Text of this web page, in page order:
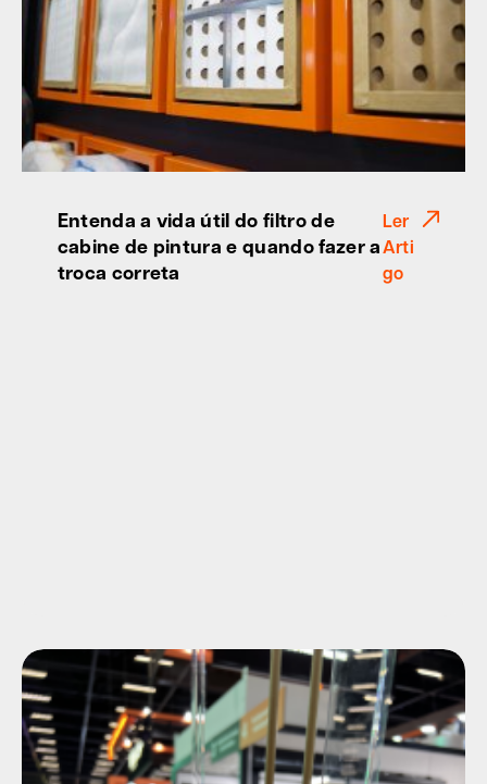
Entenda a vida útil do filtro de
cabine de pintura e quando fazer a
troca correta
Ler
Arti
go